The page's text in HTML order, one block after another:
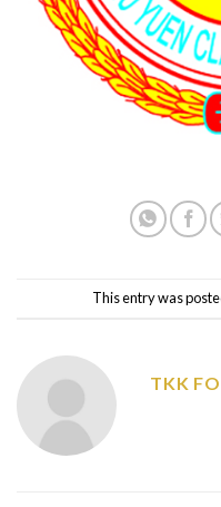
This entry was
TKK